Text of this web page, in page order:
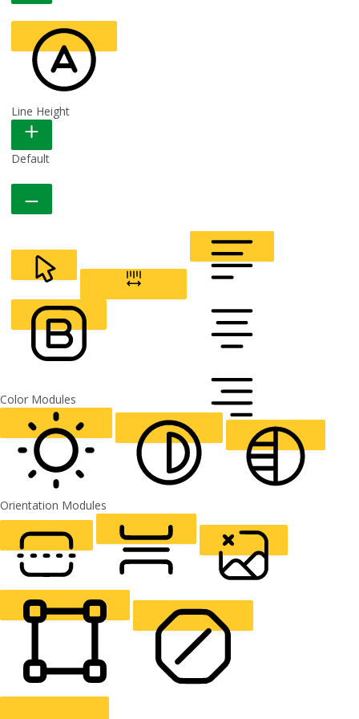
READABLE FONT
Line Height
Default
CURSOR
ALIGN TEXT
FONT WEIGHT
Color Modules
LIGHT CONTRAST HIGH CONTRAST
Orientation Modules
READING LINE READING MASK HIDE IMAGES